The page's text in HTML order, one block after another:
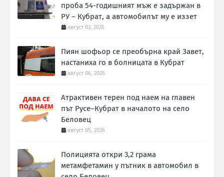
проба 54-годишният мъж е задържан в
РУ – Кубрат, а автомобилът му е иззет
август 03, 2026
Пиян шофьор се преобърна край Завет,
настаниха го в болницата в Кубрат
август 06, 2026
Атрактивен терен под наем на главен
път Русе–Кубрат в началото на село
Беловец
август 05, 2026
Полицията откри 3,2 грама
метамфетамин у пътник в автомобил в